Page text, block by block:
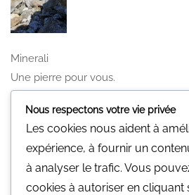
Minerali
Une pierre pour vous.
Nous n'avons pas de magasin
Vous pouvez nous contacter par mail
gp@minerali.beou au 0455.17.55.84
Facebook
Nous respectons votre vie privée
Les cookies nous aident à
expérience, à fournir un
à analyser le trafic. Vous
cookies à autoriser en cliquant